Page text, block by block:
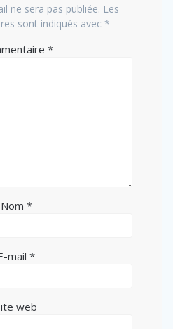
ne sera pas publiée. Les
sont indiqués avec *
*
Nom *
mail *
web